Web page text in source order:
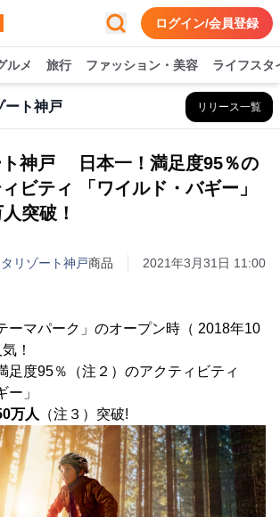
ログイン/会員登録
ルメ 旅行 ファッション・美容 ライフスタ
ート神戸 リリース一覧
ト神戸 日本一！満足度95％の
ビティ 「ワイルド・バギー」
突破！
リゾート神戸商品 2021年3月31日 11:00
ーマパーク」のオープン時（ 2018年10
！
足度95％（注２）のアクティビティ
ー」
万人 （注３）突破!